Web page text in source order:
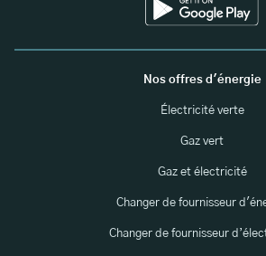
Nos offres d'énergie
Électricité verte
Gaz vert
Gaz et électricité
Changer de fournisseur
Changer de fournisseur